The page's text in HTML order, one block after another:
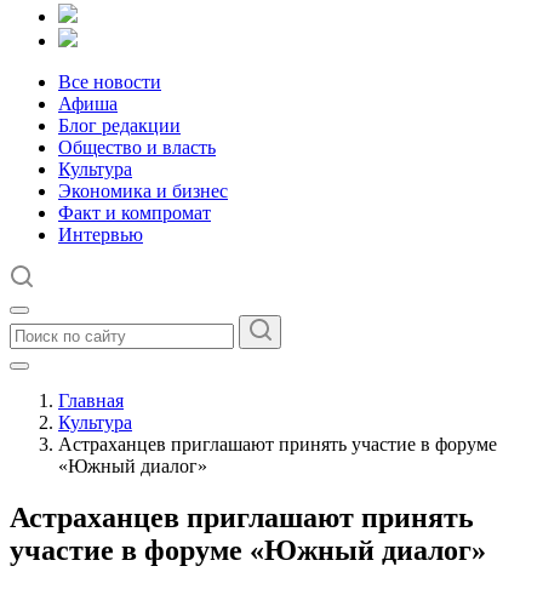
Все новости
Афиша
Блог редакции
Общество и власть
Культура
Экономика и бизнес
Факт и компромат
Интервью
Главная
Культура
Астраханцев приглашают принять участие в форуме
«Южный диалог»
Астраханцев приглашают принять
участие в форуме «Южный диалог»